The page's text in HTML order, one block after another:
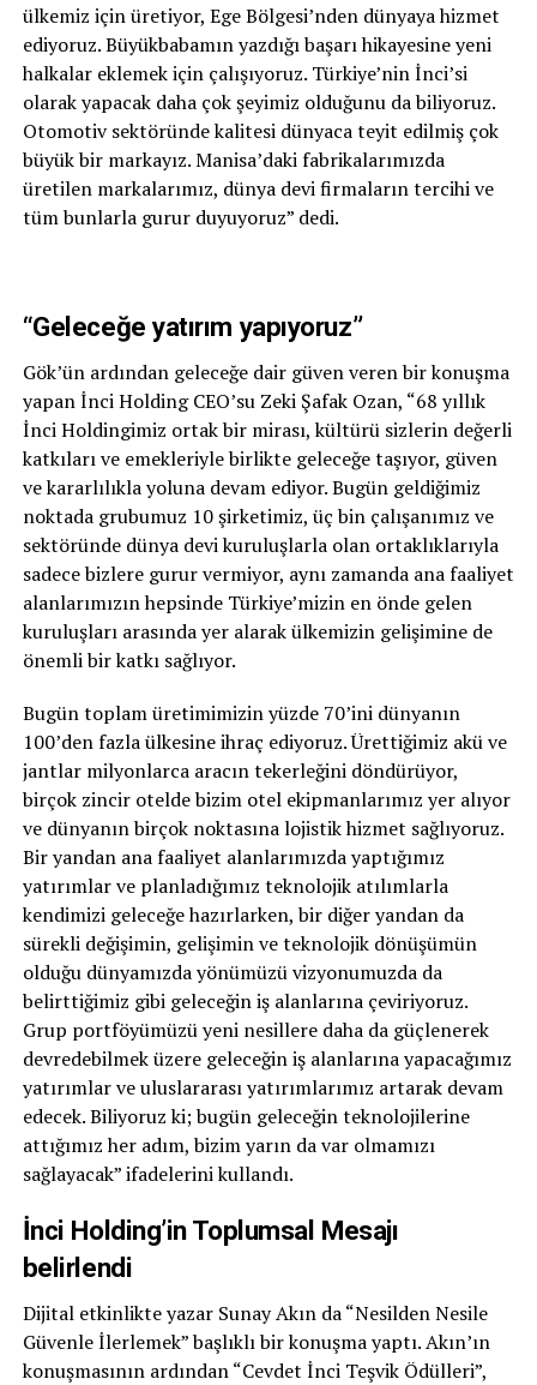
ülkemiz için üretiyor, Ege Bölgesi’nden dünyaya hizmet
ediyoruz. Büyükbabamın yazdığı başarı hikayesine yeni
halkalar eklemek için çalışıyoruz. Türkiye’nin İnci’si
olarak yapacak daha çok şeyimiz olduğunu da biliyoruz.
Otomotiv sektöründe kalitesi dünyaca teyit edilmiş çok
büyük bir markayız. Manisa’daki fabrikalarımızda
üretilen markalarımız, dünya devi firmaların tercihi ve
tüm bunlarla gurur duyuyoruz” dedi.
“Geleceğe yatırım yapıyoruz”
Gök’ün ardından geleceğe dair güven veren bir konuşma
yapan İnci Holding CEO’su Zeki Şafak Ozan, “68 yıllık
İnci Holdingimiz ortak bir mirası, kültürü sizlerin değerli
katkıları ve emekleriyle birlikte geleceğe taşıyor, güven
ve kararlılıkla yoluna devam ediyor. Bugün geldiğimiz
noktada grubumuz 10 şirketimiz, üç bin çalışanımız ve
sektöründe dünya devi kuruluşlarla olan ortaklıklarıyla
sadece bizlere gurur vermiyor, aynı zamanda ana faaliyet
alanlarımızın hepsinde Türkiye’mizin en önde gelen
kuruluşları arasında yer alarak ülkemizin gelişimine de
önemli bir katkı sağlıyor.
Bugün toplam üretimimizin yüzde 70’ini dünyanın
100’den fazla ülkesine ihraç ediyoruz. Ürettiğimiz akü ve
jantlar milyonlarca aracın tekerleğini döndürüyor,
birçok zincir otelde bizim otel ekipmanlarımız yer alıyor
ve dünyanın birçok noktasına lojistik hizmet sağlıyoruz.
Bir yandan ana faaliyet alanlarımızda yaptığımız
yatırımlar ve planladığımız teknolojik atılımlarla
kendimizi geleceğe hazırlarken, bir diğer yandan da
sürekli değişimin, gelişimin ve teknolojik dönüşümün
olduğu dünyamızda yönümüzü vizyonumuzda da
belirttiğimiz gibi geleceğin iş alanlarına çeviriyoruz.
Grup portföyümüzü yeni nesillere daha da güçlenerek
devredebilmek üzere geleceğin iş alanlarına yapacağımız
yatırımlar ve uluslararası yatırımlarımız artarak devam
edecek. Biliyoruz ki; bugün geleceğin teknolojilerine
attığımız her adım, bizim yarın da var olmamızı
sağlayacak” ifadelerini kullandı.
İnci Holding’in Toplumsal Mesajı
belirlendi
Dijital etkinlikte yazar Sunay Akın da “Nesilden Nesile
Güvenle İlerlemek” başlıklı bir konuşma yaptı. Akın’ın
konuşmasının ardından “Cevdet İnci Teşvik Ödülleri”,